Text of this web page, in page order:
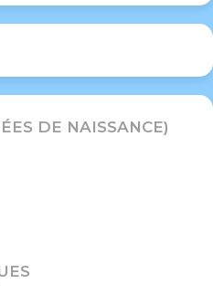
DE NAISSANCE)